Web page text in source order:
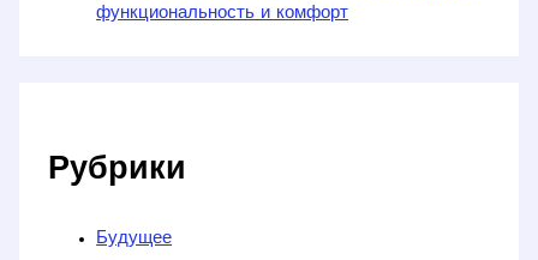
функциональность и комфорт
Рубрики
Будущее